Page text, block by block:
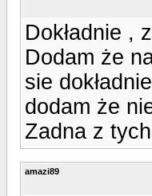
Dokładnie ,
Dodam że
sie
dodam że
Zadna z
amazi89